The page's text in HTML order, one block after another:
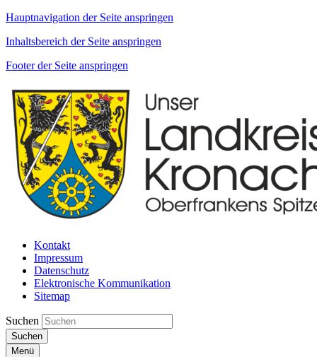
Hauptnavigation der Seite anspringen
Inhaltsbereich der Seite anspringen
Footer der Seite anspringen
Kontakt
Impressum
Datenschutz
Elektronische Kommunikation
Sitemap
Suchen
Suchen
Menü